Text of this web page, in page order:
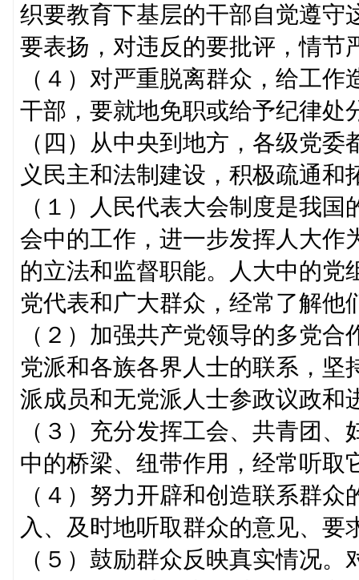
织要教育下基层的干部自觉遵守
要表扬，对违反的要批评，情节
（４）对严重脱离群众，给工
干部，要就地免职或给予纪律处
（四）从中央到地方，各级党
义民主和法制建设，积极疏通
（１）人民代表大会制度是我
会中的工作，进一步发挥人大作
的立法和监督职能。人大中的党
党代表和广大群众，经常了解他
（２）加强共产党领导的多党
党派和各族各界人士的联系，坚
派成员和无党派人士参政议政和
（３）充分发挥工会、共青团
中的桥梁、纽带作用，经常听取
（４）努力开辟和创造联系群
入、及时地听取群众的意见、要
（５）鼓励群众反映真实情况